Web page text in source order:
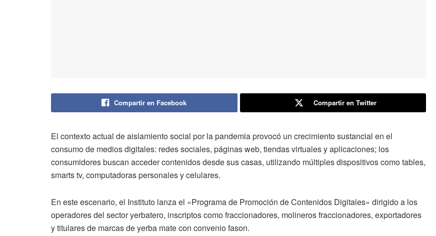
Compartir en Facebook Compartir en Twitter
El contexto actual de aislamiento social por la pandemia provocó un crecimiento sustancial en el
consumo de medios digitales: redes sociales, páginas web, tiendas virtuales y aplicaciones; los
consumidores buscan acceder contenidos desde sus casas, utilizando múltiples dispositivos como tables,
smarts tv, computadoras personales y celulares.
En este escenario, el Instituto lanza el «Programa de Promoción de Contenidos Digitales» dirigido a los
operadores del sector yerbatero, inscriptos como fraccionadores, molineros fraccionadores, exportadores
y titulares de marcas de yerba mate con convenio fason.